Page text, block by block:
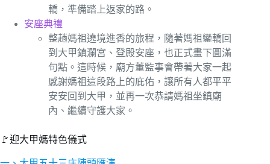
轎，準備踏上返家的路。
安座典禮
整趟媽祖遶境進香的旅程，隨著媽祖鑾轎回
到大甲鎮瀾宮、登殿安座，也正式畫下圓滿
句點。這時候，廟方董監事會帶著大家一起
感謝媽祖這段路上的庇佑，讓所有人都平平
安安回到大甲，並再一次恭請媽祖坐鎮廟
內、繼續守護大家。
🚩迎大甲媽特色儀式